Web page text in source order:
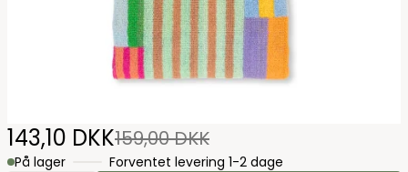
143,10 DKK159,00 DKK
På lager Forventet levering 1-2 dage